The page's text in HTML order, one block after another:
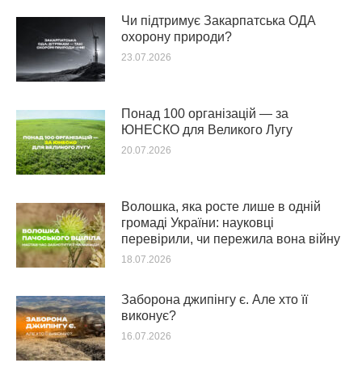
Чи підтримує Закарпатська ОДА
охорону природи?
23.07.2026
Понад 100 організацій — за
ЮНЕСКО для Великого Лугу
20.07.2026
Волошка, яка росте лише в одній
громаді України: науковці
перевірили, чи пережила вона війну
18.07.2026
Заборона джипінгу є. Але хто її
виконує?
16.07.2026